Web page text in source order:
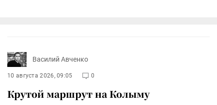
Василий Авченко
10 августа 2026, 09:05 0
Крутой маршрут на Колыму